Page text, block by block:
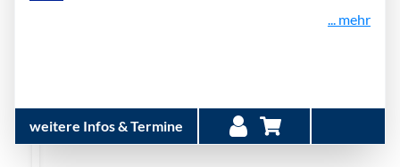
... mehr
weitere Infos & Termine